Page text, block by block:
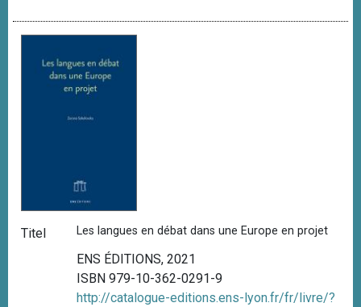
Titel Les langues en débat dans une Europe en projet
ENS ÉDITIONS, 2021
ISBN 979-10-362-0291-9
http://catalogue-editions.ens-lyon.fr/fr/livre/?